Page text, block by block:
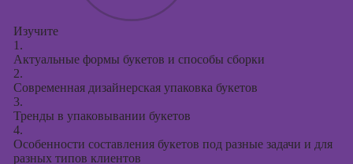
продюсирования
презентаций в
Изучите
1.
Актуальные формы букетов и способы сборки
2.
Современная дизайнерская упаковка букетов
3.
Тренды в упаковывании букетов
4.
Особенности составления букетов под разные задачи и для
разных типов клиентов